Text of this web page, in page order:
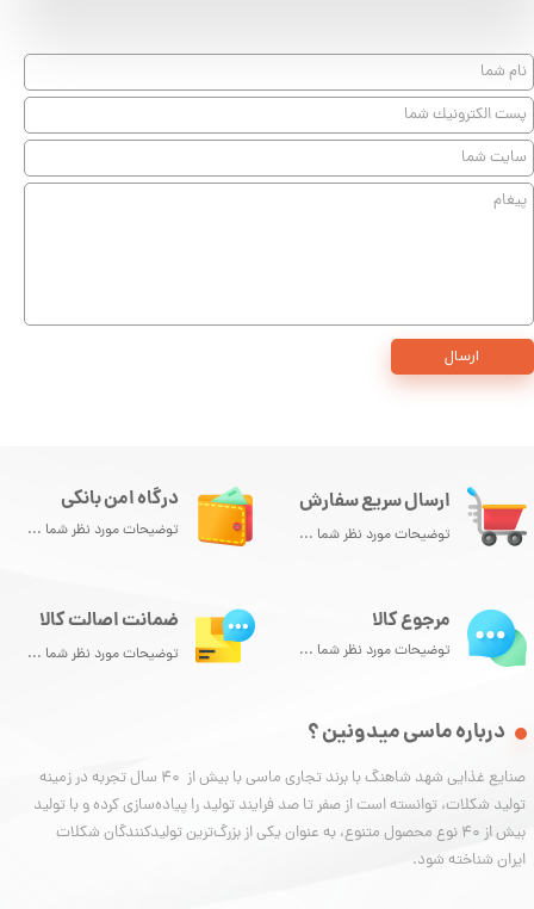
ارسال
ارسال سریع سفارش
توضیحات مورد نظر شما ...
درباره ماسی میدونین ؟
صنایع غذایی شهد شاهنگ با برند تجاری ماسی با بیش از 40 سال تجربه در زمینه
تولید شکلات، توانسته‌ است از صفر تا صد فرایند تولید را پیاده‌سازی کرده و با تولید
بیش از ۴۰ نوع محصول متنوع، به عنوان یکی از بزرگ‌ترین تولیدکنندگان شکلات
ایران شناخته شود.
درگاه امن بانکی
توضیحات مورد نظر شما ...
مرجوع کالا
توضیحات مورد نظر شما ...
ضمانت اصالت کالا
توضیحات مورد نظر شما ...